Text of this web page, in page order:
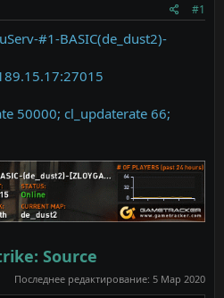
#1
#1-BASIC(de_dust2)-
50000; cl_updaterate 66;
Source
Последнее редактирование: 5 Мар 2020